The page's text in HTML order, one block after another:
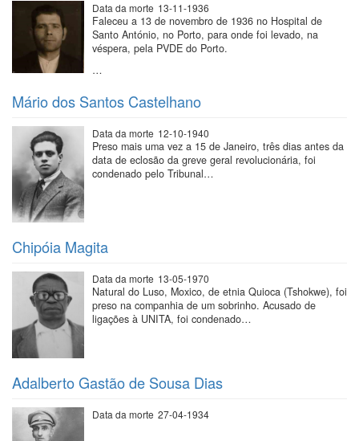
Data da morte 13-11-1936
Faleceu a 13 de novembro de 1936 no Hospital de
Santo António, no Porto, para onde foi levado, na
véspera, pela PVDE do Porto.
…
Mário dos Santos Castelhano
Data da morte 12-10-1940
Preso mais uma vez a 15 de Janeiro, três dias antes da
data de eclosão da greve geral revolucionária, foi
condenado pelo Tribunal…
Chipóia Magita
Data da morte 13-05-1970
Natural do Luso, Moxico, de etnia Quioca (Tshokwe), foi
preso na companhia de um sobrinho. Acusado de
ligações à UNITA, foi condenado…
Adalberto Gastão de Sousa Dias
Data da morte 27-04-1934